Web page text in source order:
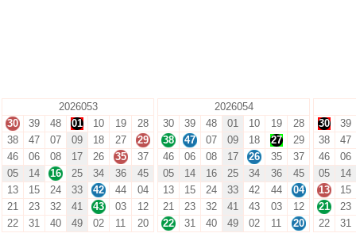
2026053
30
39 48 01 10 19
28
38
47 07 09 18 27
29
46
06 08 17 26 35
37
05
14 16 25 34 36
45
13
15 24 33 42 44
04
21
23 32 41 43 03
12
22
31 40 49 02 11 20
2026054
30
39 48 01 10 19
28
38
47 07 09 18 27
29
46
06 08 17 26 35
37
05
14 16 25 34 36
45
13
15 24 33 42 44
04
21
23 32 41 43 03
12
22
31 40 49 02 11 20
30
39
38
47
46
06
05
14
13
15
21
23
22
31